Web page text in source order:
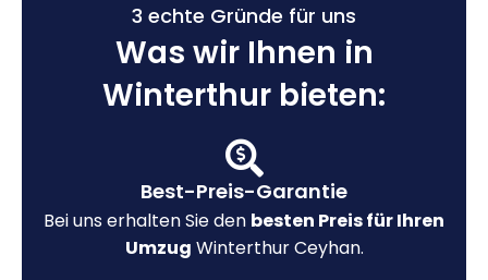
3 echte Gründe für uns
Was wir Ihnen in
Winterthur bieten:
Best-Preis-Garantie
Bei uns erhalten Sie den besten Preis für Ihren
Umzug Winterthur Ceyhan.